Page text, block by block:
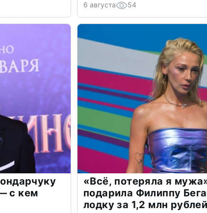
6 августа 54
с кем
«Всё, потеряла я
подарила Филиппу
лодку за 1,2 млн рублей